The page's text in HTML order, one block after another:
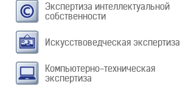
Экспертиза интеллектуальной
собственности
Искусствоведческая экспертиза
Компьютерно-техническая
экспертиза